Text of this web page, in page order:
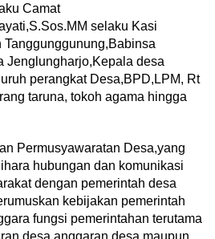
Camat
selaku Kasi
Tanggunggunung,Babinsa
Jenglungharjo,Kepala desa
perangkat Desa,BPD,LPM, Rt
taruna, tokoh agama hingga
Permusyawaratan Desa,yang
hubungan dan komunikasi
dengan pemerintah desa
kebijakan pemerintah
fungsi pemerintahan terutama